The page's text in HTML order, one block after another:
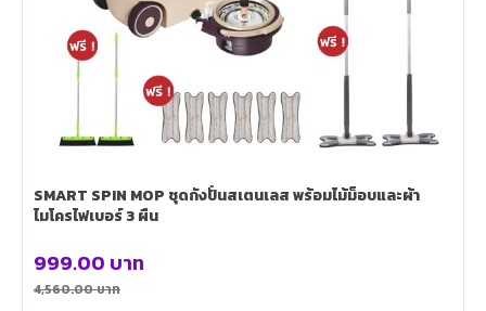
SMART SPIN MOP ชุดถังปั่นสเตนเลส พร้อมไม้ม็อบและผ้า
ไมโครไฟเบอร์ 3 ผืน
4,560.00บาท
999.00 บาท